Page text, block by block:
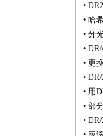
•
• 哈
• 分
•
• 更
•
• 用
• 部
•